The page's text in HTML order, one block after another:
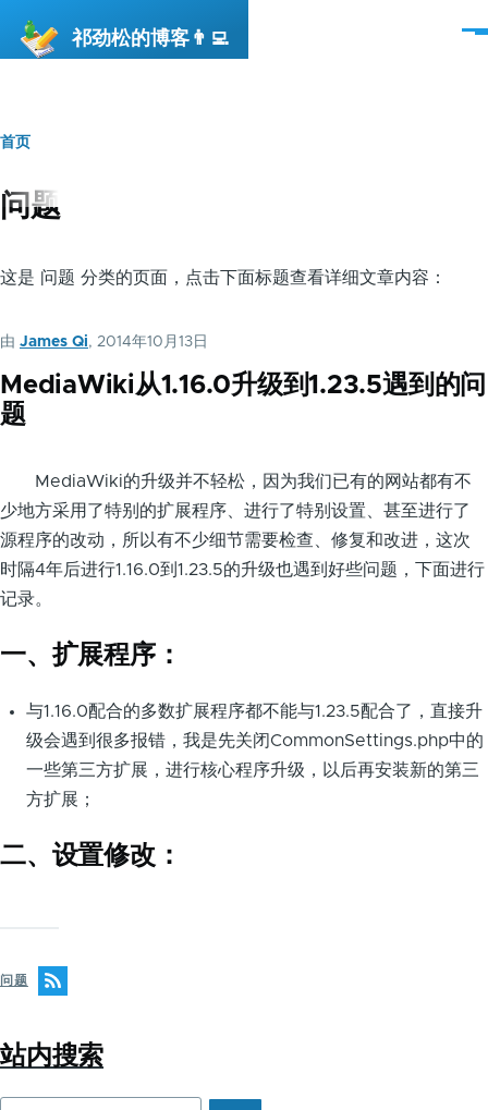
祁劲松的博客👨‍💻
菜
面
包
屑
首页
问题
这是 问题 分类的页面，点击下面标题查看详细文章内容：
由 James Qi, 2014年10月13日
MediaWiki从1.16.0升级到1.23.5遇到的问
题
MediaWiki的升级并不轻松，因为我们已有的网站都有不
少地方采用了特别的扩展程序、进行了特别设置、甚至进行了
源程序的改动，所以有不少细节需要检查、修复和改进，这次
时隔4年后进行1.16.0到1.23.5的升级也遇到好些问题，下面进行
记录。
一、扩展程序：
与1.16.0配合的多数扩展程序都不能与1.23.5配合了，直接升
级会遇到很多报错，我是先关闭CommonSettings.php中的
一些第三方扩展，进行核心程序升级，以后再安装新的第三
方扩展；
二、设置修改：
问题
站内搜索